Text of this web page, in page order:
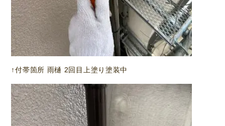
↑付帯箇所 雨樋 2回目上塗り塗装中